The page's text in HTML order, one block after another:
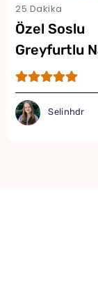
25 Dakika
Özel Soslu
Greyfurtlu
Salata Tarifi
Selinhdr